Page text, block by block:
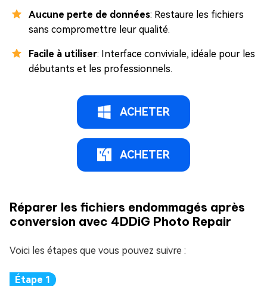
Aucune perte de données: Restaure les fichiers
sans compromettre leur qualité.
Facile à utiliser: Interface conviviale, idéale pour les
débutants et les professionnels.
ACHETER
ACHETER
Réparer les fichiers endommagés après
conversion avec 4DDiG Photo Repair
Voici les étapes que vous pouvez suivre :